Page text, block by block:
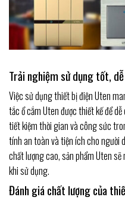
Trải nghiệm sử dụng tốt,
Việc sử dụng thiết bị điện Uten
tắc ổ cắm Uten được thiết kế để
tiết kiệm thời gian và công sức
tính an toàn và tiện ích cho người
chất lượng cao, sản phẩm Uten
khi sử dụng.
Đánh giá chất lượng của